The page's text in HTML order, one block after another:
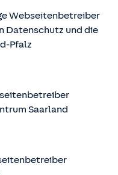
Webseitenbetreiber
Datenschutz und die
Pfalz
Saarland